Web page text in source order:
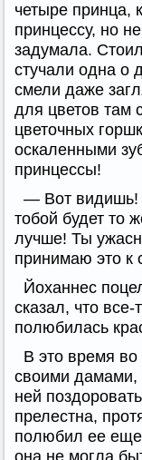
четыре принца,
принцессу, но
задумала.
стучали одна о
смели даже
для цветов там
цветочных
оскаленными
принцессы!
— Вот видишь!
тобой будет то
лучше! Ты
принимаю это к
Йоханнес
сказал, что все-
полюбилась
В это время
своими дамами,
ней
прелестна,
полюбил ее еще
она не могла